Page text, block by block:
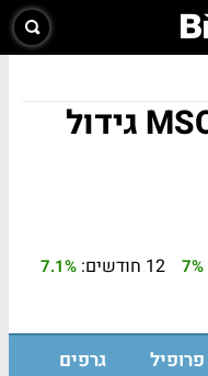
פרו-שיירס MSCI EAFA גידול
7% 12 חודשים: 7.1%
פרופיל גרפים